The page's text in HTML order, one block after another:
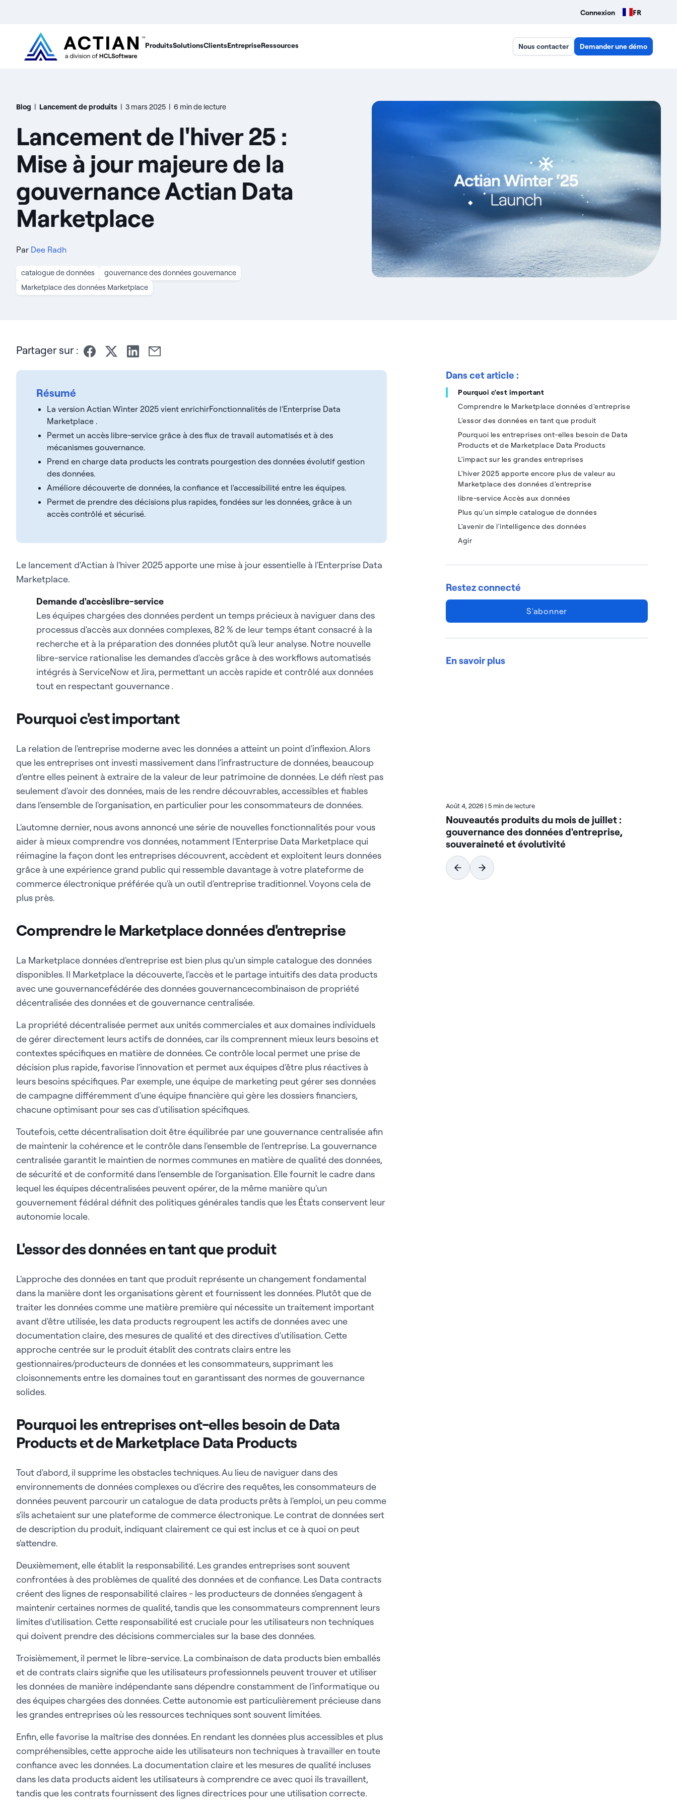
Connexion FR
ProduitsSolutionsClientsEntrepriseRessources Nous contacter Demander une démo
Blog | Lancement de produits | 3 mars 2025 | 6 min de lecture
Lancement de l'hiver 25 :
Mise à jour majeure de la
gouvernance Actian Data
Marketplace
Par Dee Radh
catalogue de données
gouvernance des données gouvernance
Marketplace des données Marketplace
Partager sur :
Résumé
La version Actian Winter 2025 vient enrichirFonctionnalités de l'Enterprise Data
Marketplace .
Permet un accès libre-service grâce à des flux de travail automatisés et à des
mécanismes gouvernance.
Prend en charge data products les contrats pourgestion des données évolutif gestion
des données.
Améliore découverte de données, la confiance et l'accessibilité entre les équipes.
Permet de prendre des décisions plus rapides, fondées sur les données, grâce à un
accès contrôlé et sécurisé.
Le lancement d'Actian à l'hiver 2025 apporte une mise à jour essentielle à l'Enterprise Data
Marketplace.
Demande d'accèslibre-service
Les équipes chargées des données perdent un temps précieux à naviguer dans des
processus d'accès aux données complexes, 82 % de leur temps étant consacré à la
recherche et à la préparation des données plutôt qu'à leur analyse. Notre nouvelle
libre-service rationalise les demandes d'accès grâce à des workflows automatisés
intégrés à ServiceNow et Jira, permettant un accès rapide et contrôlé aux données
tout en respectant gouvernance .
Pourquoi c'est important
La relation de l'entreprise moderne avec les données a atteint un point d'inflexion. Alors
que les entreprises ont investi massivement dans l'infrastructure de données, beaucoup
d'entre elles peinent à extraire de la valeur de leur patrimoine de données. Le défi n'est pas
seulement d'avoir des données, mais de les rendre découvrables, accessibles et fiables
dans l'ensemble de l'organisation, en particulier pour les consommateurs de données.
L'automne dernier, nous avons annoncé une série de nouvelles fonctionnalités pour vous
aider à mieux comprendre vos données, notamment l'Enterprise Data Marketplace qui
réimagine la façon dont les entreprises découvrent, accèdent et exploitent leurs données
grâce à une expérience grand public qui ressemble davantage à votre plateforme de
commerce électronique préférée qu'à un outil d'entreprise traditionnel. Voyons cela de
plus près.
Comprendre le Marketplace données d'entreprise
La Marketplace données d'entreprise est bien plus qu'un simple catalogue des données
disponibles. Il Marketplace la découverte, l'accès et le partage intuitifs des data products
avec une gouvernancefédérée des données gouvernancecombinaison de propriété
décentralisée des données et de gouvernance centralisée.
La propriété décentralisée permet aux unités commerciales et aux domaines individuels
de gérer directement leurs actifs de données, car ils comprennent mieux leurs besoins et
contextes spécifiques en matière de données. Ce contrôle local permet une prise de
décision plus rapide, favorise l'innovation et permet aux équipes d'être plus réactives à
leurs besoins spécifiques. Par exemple, une équipe de marketing peut gérer ses données
de campagne différemment d'une équipe financière qui gère les dossiers financiers,
chacune optimisant pour ses cas d'utilisation spécifiques.
Toutefois, cette décentralisation doit être équilibrée par une gouvernance centralisée afin
de maintenir la cohérence et le contrôle dans l'ensemble de l'entreprise. La gouvernance
centralisée garantit le maintien de normes communes en matière de qualité des données,
de sécurité et de conformité dans l'ensemble de l'organisation. Elle fournit le cadre dans
lequel les équipes décentralisées peuvent opérer, de la même manière qu'un
gouvernement fédéral définit des politiques générales tandis que les États conservent leur
autonomie locale.
L'essor des données en tant que produit
L'approche des données en tant que produit représente un changement fondamental
dans la manière dont les organisations gèrent et fournissent les données. Plutôt que de
traiter les données comme une matière première qui nécessite un traitement important
avant d'être utilisée, les data products regroupent les actifs de données avec une
documentation claire, des mesures de qualité et des directives d'utilisation. Cette
approche centrée sur le produit établit des contrats clairs entre les
gestionnaires/producteurs de données et les consommateurs, supprimant les
cloisonnements entre les domaines tout en garantissant des normes de gouvernance
solides.
Pourquoi les entreprises ont-elles besoin de Data
Products et de Marketplace Data Products
Tout d'abord, il supprime les obstacles techniques. Au lieu de naviguer dans des
environnements de données complexes ou d'écrire des requêtes, les consommateurs de
données peuvent parcourir un catalogue de data products prêts à l'emploi, un peu comme
s'ils achetaient sur une plateforme de commerce électronique. Le contrat de données sert
de description du produit, indiquant clairement ce qui est inclus et ce à quoi on peut
s'attendre.
Deuxièmement, elle établit la responsabilité. Les grandes entreprises sont souvent
confrontées à des problèmes de qualité des données et de confiance. Les Data contracts
créent des lignes de responsabilité claires - les producteurs de données s'engagent à
maintenir certaines normes de qualité, tandis que les consommateurs comprennent leurs
limites d'utilisation. Cette responsabilité est cruciale pour les utilisateurs non techniques
qui doivent prendre des décisions commerciales sur la base des données.
Troisièmement, il permet le libre-service. La combinaison de data products bien emballés
et de contrats clairs signifie que les utilisateurs professionnels peuvent trouver et utiliser
les données de manière indépendante sans dépendre constamment de l'informatique ou
des équipes chargées des données. Cette autonomie est particulièrement précieuse dans
les grandes entreprises où les ressources techniques sont souvent limitées.
Enfin, elle favorise la maîtrise des données. En rendant les données plus accessibles et plus
compréhensibles, cette approche aide les utilisateurs non techniques à travailler en toute
confiance avec les données. La documentation claire et les mesures de qualité incluses
dans les data products aident les utilisateurs à comprendre ce avec quoi ils travaillent,
tandis que les contrats fournissent des lignes directrices pour une utilisation correcte.
Dans cet article :
Pourquoi c'est important
Comprendre le Marketplace données d'entreprise
L'essor des données en tant que produit
Pourquoi les entreprises ont-elles besoin de Data
Products et de Marketplace Data Products
L'impact sur les grandes entreprises
L'hiver 2025 apporte encore plus de valeur au
Marketplace des données d'entreprise
libre-service Accès aux données
Plus qu'un simple catalogue de données
L'avenir de l'intelligence des données
Agir
Restez connecté
S'abonner
En savoir plus
Août 4, 2026 | 5 min de lecture
Nouveautés produits du mois de juillet :
gouvernance des données d'entreprise,
souveraineté et évolutivité